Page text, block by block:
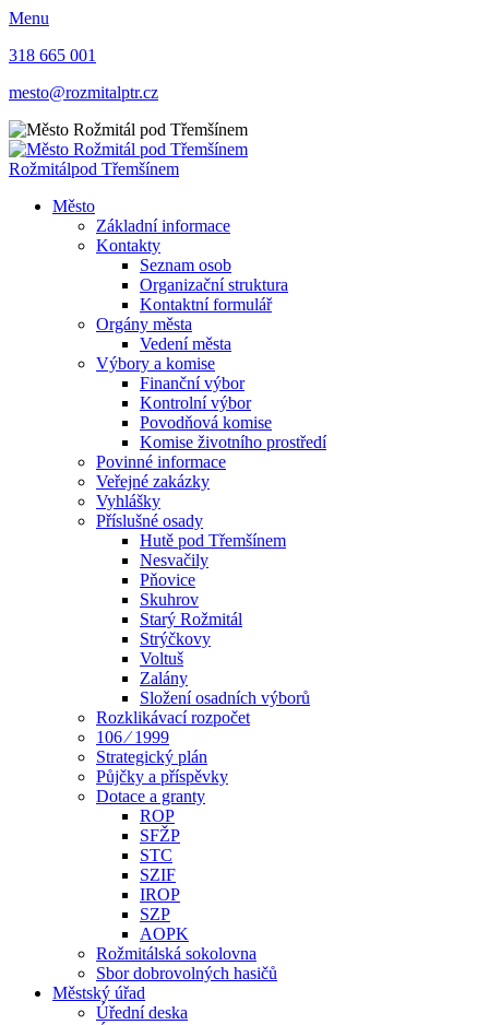
Menu
318 665 001
mesto@rozmitalptr.cz
Rožmitálpod Třemšínem
Město
Základní informace
Kontakty
Seznam osob
Organizační struktura
Kontaktní formulář
Orgány města
Vedení města
Výbory a komise
Finanční výbor
Kontrolní výbor
Povodňová komise
Komise životního prostředí
Povinné informace
Veřejné zakázky
Vyhlášky
Příslušné osady
Hutě pod Třemšínem
Nesvačily
Pňovice
Skuhrov
Starý Rožmitál
Strýčkovy
Voltuš
Zalány
Složení osadních výborů
Rozklikávací rozpočet
106 ⁄ 1999
Strategický plán
Půjčky a příspěvky
Dotace a granty
ROP
SFŽP
STC
SZIF
IROP
SZP
AOPK
Rožmitálská sokolovna
Sbor dobrovolných hasičů
Městský úřad
Úřední deska